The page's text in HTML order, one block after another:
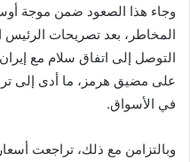
وجاء هذا الصعود ضمن موجة
المخاطر، بعد تصريحات الرئيس
التوصل إلى اتفاق سلام مع
على مضيق هرمز، ما أدى إلى
في الأسواق.
وبالتزامن مع ذلك، تراجعت